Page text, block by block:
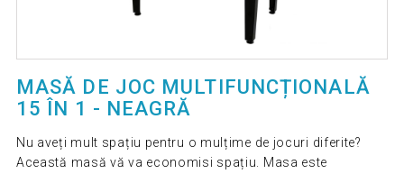
MASĂ DE JOC MULTIFUNCȚIONALĂ
15 ÎN 1 - NEAGRĂ
Nu aveți mult spațiu pentru o mulțime de jocuri diferite?
Această masă vă va economisi spațiu. Masa este